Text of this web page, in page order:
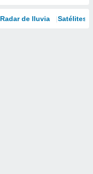
Radar de lluvia Satélites